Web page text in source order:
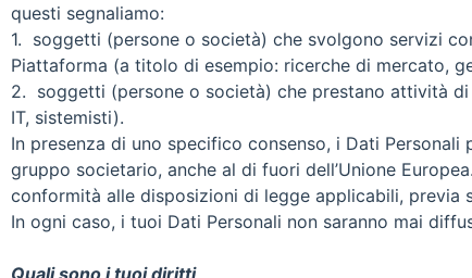
questi segnaliamo:
1. soggetti (persone o società) che svolgono servizi
Piattaforma (a titolo di esempio: ricerche di mercato,
2. soggetti (persone o società) che prestano attività
IT, sistemisti).
In presenza di uno specifico consenso, i Dati
gruppo societario, anche al di fuori dell’Unione
conformità alle disposizioni di legge applicabili, previa
In ogni caso, i tuoi Dati Personali non saranno mai